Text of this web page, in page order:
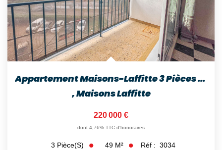
Appartement Maisons-Laffitte 3 Pièces 48.88 M2
,Maisons Laffitte
220 000 €
dont 4,76% TTC d'honoraires
3 Pièce(s) 49 M² Réf : 3034